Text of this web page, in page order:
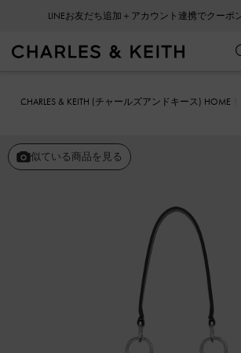
CHARLES & KEITH (チャールズアンドキース) HOME
似ている商品を見る